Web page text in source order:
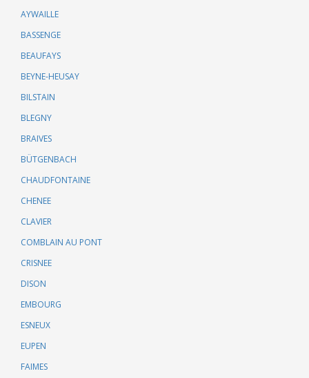
AYWAILLE
BASSENGE
BEAUFAYS
BEYNE-HEUSAY
BILSTAIN
BLEGNY
BRAIVES
BÜTGENBACH
CHAUDFONTAINE
CHENEE
CLAVIER
COMBLAIN AU PONT
CRISNEE
DISON
EMBOURG
ESNEUX
EUPEN
FAIMES